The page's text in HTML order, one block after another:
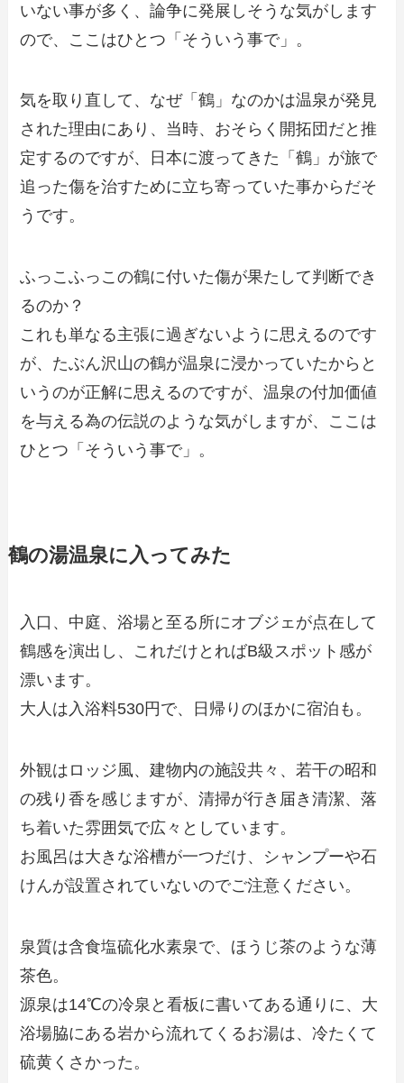
いない事が多く、論争に発展しそうな気がします
ので、ここはひとつ「そういう事で」。
気を取り直して、なぜ「鶴」なのかは温泉が発見
された理由にあり、当時、おそらく開拓団だと推
定するのですが、日本に渡ってきた「鶴」が旅で
追った傷を治すために立ち寄っていた事からだそ
うです。
ふっこふっこの鶴に付いた傷が果たして判断でき
るのか？
これも単なる主張に過ぎないように思えるのです
が、たぶん沢山の鶴が温泉に浸かっていたからと
いうのが正解に思えるのですが、温泉の付加価値
を与える為の伝説のような気がしますが、ここは
ひとつ「そういう事で」。
鶴の湯温泉に入ってみた
入口、中庭、浴場と至る所にオブジェが点在して
鶴感を演出し、これだけとればB級スポット感が
漂います。
大人は入浴料530円で、日帰りのほかに宿泊も。
外観はロッジ風、建物内の施設共々、若干の昭和
の残り香を感じますが、清掃が行き届き清潔、落
ち着いた雰囲気で広々としています。
お風呂は大きな浴槽が一つだけ、シャンプーや石
けんが設置されていないのでご注意ください。
泉質は含食塩硫化水素泉で、ほうじ茶のような薄
茶色。
源泉は14℃の冷泉と看板に書いてある通りに、大
浴場脇にある岩から流れてくるお湯は、冷たくて
硫黄くさかった。